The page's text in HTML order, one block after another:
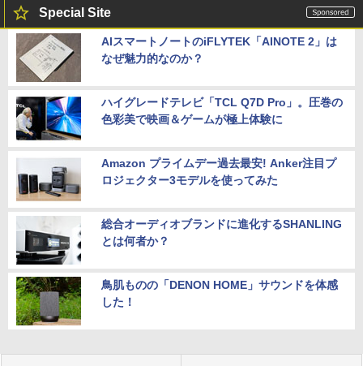
Special Site
AIスマートノートのiFLYTEK「AINOTE 2」は
なぜ魅力的なのか？
ハイグレードテレビ「TCL Q7D Pro」。圧巻の
色彩美で映画＆ゲームが極上体験に
Amazon プライムデー過去最安! Anker注目プ
ロジェクター3モデルを使ってみた
総合オーディオブランドに進化するSHANLING
とは何者か？
鳥肌ものの「DENON HOME」サウンドを体感
した！